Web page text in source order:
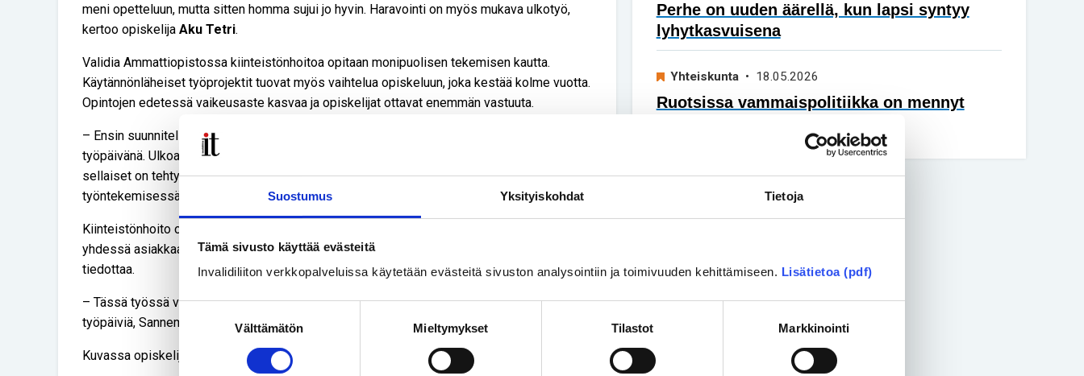
Suostumus Yksityiskohdat Tietoja
Tämä sivusto käyttää evästeitä
Invalidiliiton verkkopalveluissa käytetään evästeitä sivuston analysointiin ja toimivuuden kehittämiseen. Lisätietoa (pdf)
valinta
Välttämätön Mieltymykset Tilastot Markkinointi
meni opetteluun, mutta sitten homma sujui jo hyvin. Haravointi on myös mukava ulkotyö,
kertoo opiskelija Aku Tetri.
Validia Ammattiopistossa kiinteistönhoitoa opitaan monipuolisen tekemisen kautta.
Käytännönläheiset työprojektit tuovat myös vaihtelua opiskeluun, joka kestää kolme vuotta.
Opintojen edetessä vaikeusaste kasvaa ja opiskelijat ottavat enemmän vastuuta.
– Ensin suunnitellaan, mitä aiomme tehdä ja millaisia työvälineitä tarvitsemme kunakin
työpäivänä. Ulkoalueiden huoltotöissä huomioimme esimerkiksi pihan hoito-ohjeet, jos
sellaiset on tehty. Opettaja, ohjaaja sekä avustajat ovat opiskelijoiden tukena ja myös itse
työntekemisessä mukana, kertoo opettajaSanteri Sannemann
Kiinteistönhoito on paitsi huolto- ja hoitotyötä myös asiakaspalvelua. Töitä suunnitellaan
yhdessä asiakkaan kanssa, ja meneillään olevista töistä ja niiden etenemisestä on tärkeää
tiedottaa.
– Tässä työssä voi tulla vastaan yllätyksiä, kiireellisiä tehtäviä ja hyvinkin erilaisia
työpäiviä, Sannemann sanoo.
Kuvassa opiskelija Teemu Villanenleikkaa pensaita.
Perhe on uuden äärellä, kun lapsi syntyy
lyhytkasvuisena
Yhteiskunta• 18.05.2026
Ruotsissa vammaispolitiikka on mennyt